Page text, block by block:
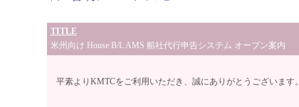
TITLE
米州向け House B/L AMS 船社代行申告システム オープン案内
平素よりKMTCをご利用いただき、誠にありがとうございます。